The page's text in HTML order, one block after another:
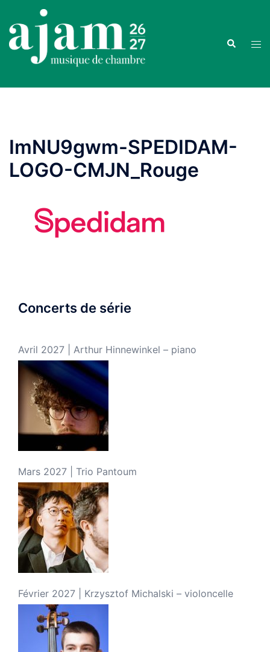
contenu
ImNU9gwm-SPEDIDAM-
LOGO-CMJN_Rouge
Concerts de série
Avril 2027 | Arthur Hinnewinkel – piano
Mars 2027 | Trio Pantoum
Février 2027 | Krzysztof Michalski – violoncelle